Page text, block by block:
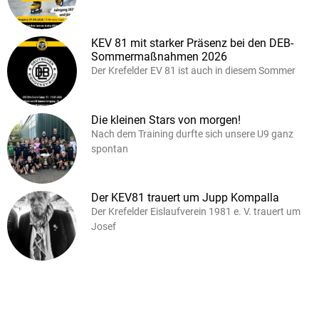
KEV 81 mit starker Präsenz bei den DEB-
Sommermaßnahmen 2026
Der Krefelder EV 81 ist auch in diesem Sommer
Die kleinen Stars von morgen!
Nach dem Training durfte sich unsere U9 ganz
spontan
Der KEV81 trauert um Jupp Kompalla
Der Krefelder Eislaufverein 1981 e. V. trauert um
Josef